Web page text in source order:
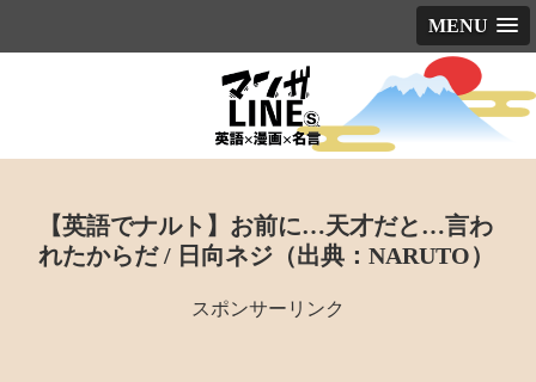
MENU
【英語でナルト】お前に…天才だと…言わ
れたからだ / 日向ネジ（出典：NARUTO）
スポンサーリンク